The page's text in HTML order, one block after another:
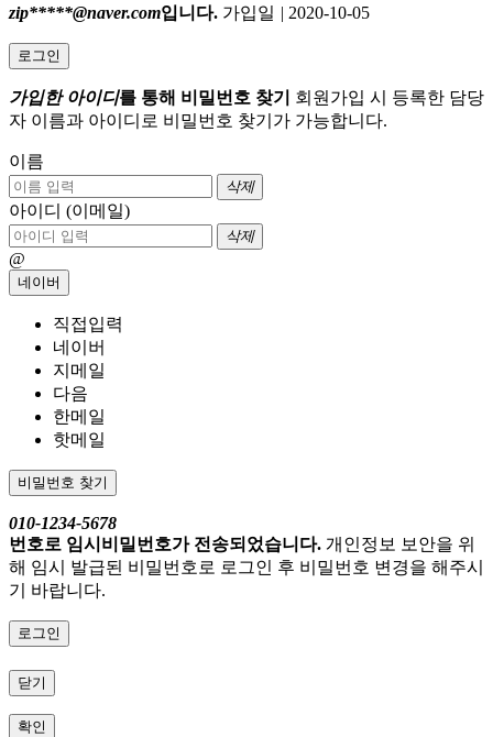
zip*****@naver.com입니다. 가입일 | 2020-10-05
로그인
가입한 아이디를 통해 비밀번호 찾기
회원가입 시 등록한 담당
자 이름과 아이디로 비밀번호 찾기가 가능합니다.
이름
삭제
아이디 (이메일)
삭제
@
네이버
직접입력
네이버
지메일
다음
한메일
핫메일
비밀번호 찾기
010-1234-5678
번호로 임시비밀번호가 전송되었습니다. 개인정보 보안을 위
해 임시 발급된 비밀번호로 로그인 후 비밀번호 변경을 해주시
기 바랍니다.
로그인
닫기
확인